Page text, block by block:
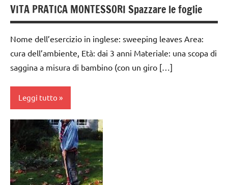
TUTTI GLI
ARTICOLI
PRATICA
dai
anni
GUIDA
DIDATTICA
MONTESSORI
Primavera
scienze:
piante
VITA PRATICA MONTESSORI Spazzare le foglie
Nome dell’esercizio in inglese: sweeping leaves Area:
cura dell’ambiente, Età: dai 3 anni Materiale: una scopa di
saggina a misura di bambino (con un giro […]
Leggi tutto
Autunno
cura
dell'ambiente
da 0